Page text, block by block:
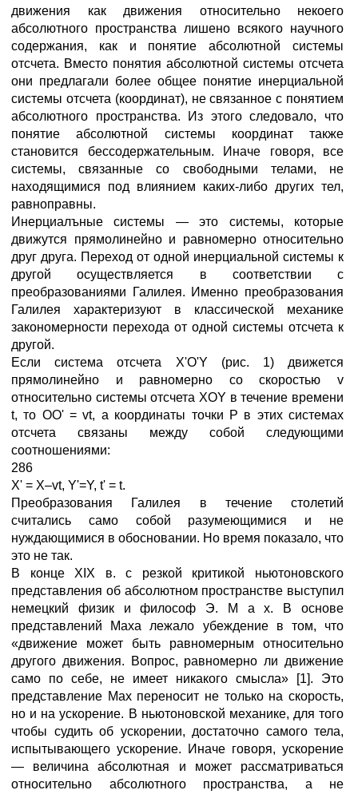
движения как движения относительно некоего
абсолютного пространства лишено всякого научного
содержания, как и понятие абсолютной системы
отсчета. Вместо понятия абсолютной системы отсчета
они предлагали более общее понятие инерциальной
системы отсчета (координат), не связанное с понятием
абсолютного пространства. Из этого следовало, что
понятие абсолютной системы координат также
становится бессодержательным. Иначе говоря, все
системы, связанные со свободными телами, не
находящимися под влиянием каких-либо других тел,
равноправны.
Инерциалъные системы — это системы, которые
движутся прямолинейно и равномерно относительно
друг друга. Переход от одной инерциальной системы к
другой осуществляется в соответствии с
преобразованиями Галилея. Именно преобразования
Галилея характеризуют в классической механике
закономерности перехода от одной системы отсчета к
другой.
Если система отсчета Х'О'Y (рис. 1) движется
прямолинейно и равномерно со скоростью v
относительно системы отсчета XOY в течение времени
t, то OO' = vt, а координаты точки Р в этих системах
отсчета связаны между собой следующими
соотношениями:
286
X' = X–vt, Y'=Y, t' = t.
Преобразования Галилея в течение столетий
считались само собой разумеющимися и не
нуждающимися в обосновании. Но время показало, что
это не так.
В конце XIX в. с резкой критикой ньютоновского
представления об абсолютном пространстве выступил
немецкий физик и философ Э. М а х. В основе
представлений Маха лежало убеждение в том, что
«движение может быть равномерным относительно
другого движения. Вопрос, равномерно ли движение
само по себе, не имеет никакого смысла» [1]. Это
представление Мах переносит не только на скорость,
но и на ускорение. В ньютоновской механике, для того
чтобы судить об ускорении, достаточно самого тела,
испытывающего ускорение. Иначе говоря, ускорение
— величина абсолютная и может рассматриваться
относительно абсолютного пространства, а не